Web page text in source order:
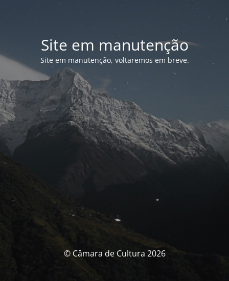
Site em manutenção
Site em manutenção, voltaremos em breve.
© Câmara de Cultura 2026